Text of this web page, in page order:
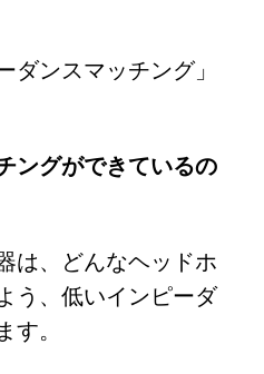
ダンスマッチング」
ングができているの
は、どんなヘッドホ
う、低いインピーダ
。